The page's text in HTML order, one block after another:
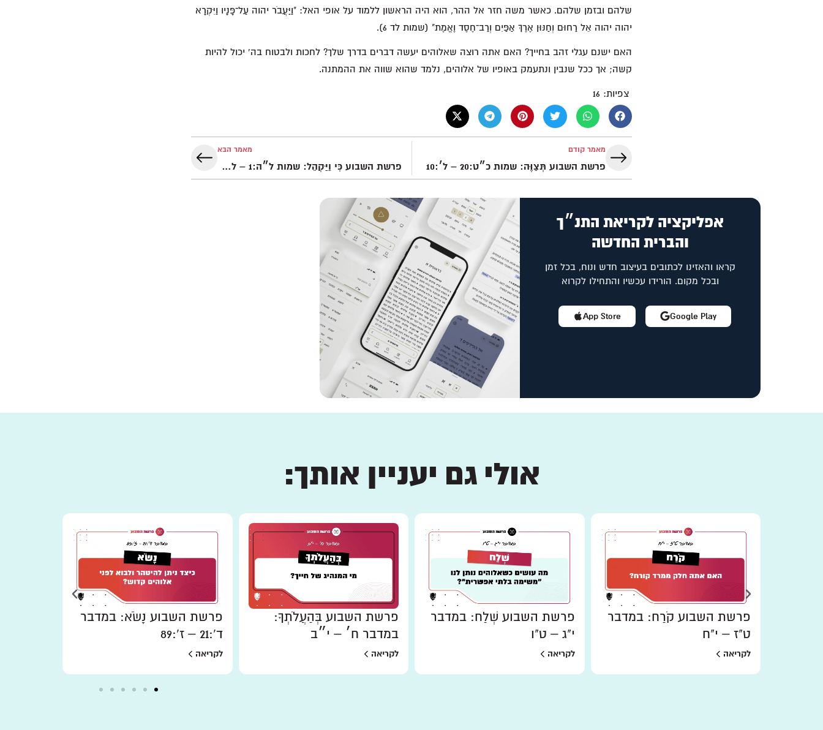
שלהם ובזמן שלהם. כאשר משה חזר אל ההר, הוא היה הראשון ללמוד על אופי האל: "וַיַּעֲבֹר יהוה עַל־פָּנָיו וַיִּקְרָא
יהוה יהוה אֵל רַחוּם וְחַנּוּן אֶרֶךְ אַפַּיִם וְרַב־חֶסֶד וֶאֱמֶת" (שמות לד 6).
האם ישנם עגלי זהב בחייך? האם אתה רוצה שאלוהים יעשה דברים בדרך שלך? לחכות ולבטוח בה' יכול להיות
קשה; אך ככל שנבין ונתעמק באופיו של אלוהים, נלמד שהוא שווה את ההמתנה.
צפיות: 16
מאמר קודם
פרשת השבוע תְּצַוֶּה: שמות כ״ט:20 – ל׳:10
מאמר הבא
פרשת השבוע כִּי וַיַּקְהֵל: שמות ל״ה:1 – ל״ח:20
אפליקציה לקריאת התנ״ך
והברית החדשה
קראו והאזינו לכתובים בעיצוב חדש ונוח, בכל זמן
ובכל מקום. הורידו עכשיו והתחילו לקרוא
App Store Google Play
אולי גם יעניין אותך:
פרשת השבוע קֹרַח: במדבר
ט"ז – י"ח
לקריאה
פרשת השבוע שְׁלַח: במדבר
י"ג – ט"ו
לקריאה
פרשת השבוע בְּהַעֲלֹתְךָ:
במדבר ח׳ – י״ב
לקריאה
פרשת השבוע נָשֹׂא: במדבר
ד':21 – ז':89
לקריאה